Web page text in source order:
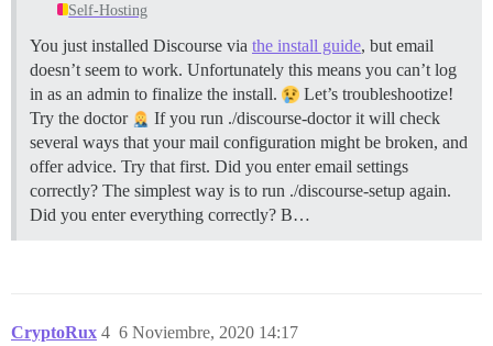
Self-Hosting
You just installed Discourse via the install guide, but email
doesn’t seem to work. Unfortunately this means you can’t log
in as an admin to finalize the install.
Let’s troubleshootize!
Try the doctor
If you run ./discourse-doctor it will check
several ways that your mail configuration might be broken, and
offer advice. Try that first. Did you enter email settings
correctly? The simplest way is to run ./discourse-setup again.
Did you enter everything correctly? B…
CryptoRux 6 Noviembre, 2020 14:17
4